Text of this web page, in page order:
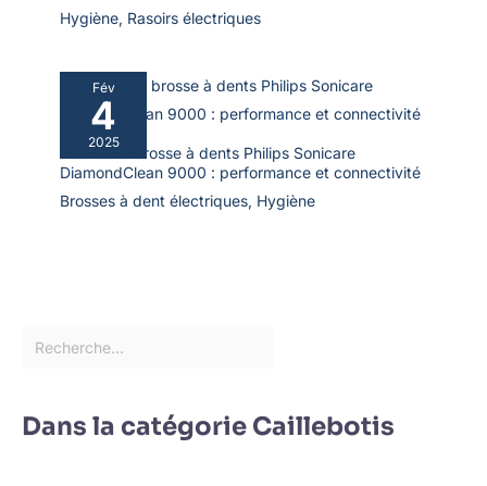
Hygiène, Rasoirs électriques
Fév
4
2025
Test de la brosse à dents Philips Sonicare
DiamondClean 9000 : performance et connectivité
Brosses à dent électriques, Hygiène
Dans la catégorie Caillebotis